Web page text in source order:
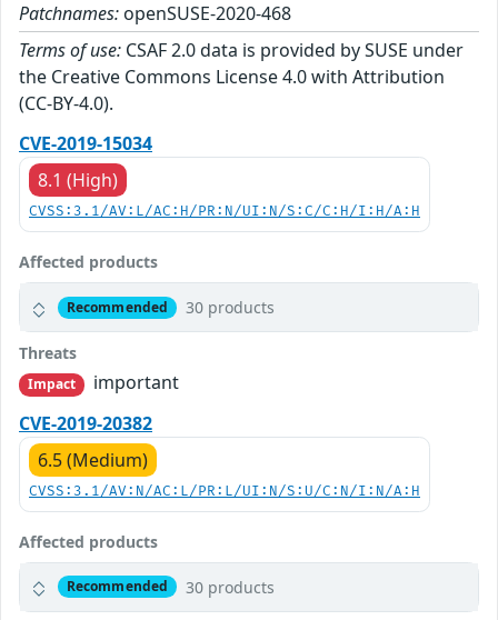
Patchnames: openSUSE-2020-468
Terms of use: CSAF 2.0 data is provided by SUSE under
the Creative Commons License 4.0 with Attribution
(CC-BY-4.0).
CVE-2019-15034
8.1 (High)
CVSS:3.1/AV:L/AC:H/PR:N/UI:N/S:C/C:H/I:H/A:H
Affected products
Recommended 30 products
Threats
Impact
important
CVE-2019-20382
6.5 (Medium)
CVSS:3.1/AV:N/AC:L/PR:L/UI:N/S:U/C:N/I:N/A:H
Affected products
Recommended 30 products